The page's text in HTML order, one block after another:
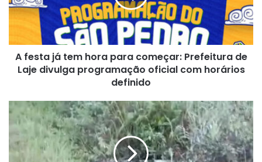
para
começar:
Prefeitura
de
Laje
divulga
com
horários
definido
A festa já tem hora para começar: Prefeitura de
Laje divulga programação oficial com horários
definido
Motociclista
morre
em
grave
acidente